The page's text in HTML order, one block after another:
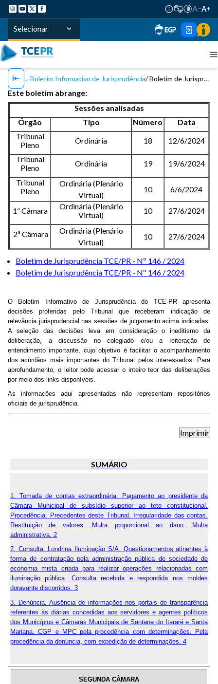
Selecionar
Boletim Informativo de Jurisprudência Boletim de Jurisprudência TCE/PR - Nº 146 / 2024
Este boletim abrange:
Sessões analisadas
Órgão
Tipo Número
Data
Tribunal
Pleno
Ordinária 18
12/6/2024
Tribunal
Pleno
Ordinária 19 19/6/2024
Tribunal
Pleno
Ordinária (Plenário
Virtual)
10 6/6/2024
1ª Câmara
Ordinária (Plenário
Virtual)
10 27/6/2024
2ª Câmara
Ordinária (Plenário
Virtual)
10 27/6/2024
Boletim de Jurisprudência TCE/PR - Nº 146 / 2024
Boletim de Jurisprudência TCE/PR - Nº 146 / 2024
O Boletim Informativo de Jurisprudência do TCE-PR apresenta
decisões proferidas pelo Tribunal que receberam indicação de
relevância jurisprudencial nas sessões de julgamento acima indicadas.
A seleção das decisões leva em consideração o ineditismo da
deliberação, a discussão no colegiado e/ou a reiteração de
entendimento importante, cujo objetivo é facilitar o acompanhamento
dos acórdãos mais importantes do Tribunal pelos interessados. Para
aprofundamento, o leitor pode acessar o inteiro teor das deliberações
por meio dos links disponíveis.
As informações aqui apresentadas não representam repositórios
oficiais de jurisprudência.
SUMÁRIO
1. Tomada de contas extraordinária. Pagamento ao presidente da
Câmara Municipal de subsídio superior ao teto constitucional.
Procedência. Precedentes deste Tribunal. Irregularidade das contas.
Restituição de valores. Multa proporcional ao dano. Multa
administrativa. 2
2. Consulta. Londrina Iluminação S/A. Questionamentos atinentes à
forma de contratação pela administração pública de sociedade de
economia mista criada para realizar operações relacionadas com
iluminação pública. Consulta recebida e respondida nos moldes
doravante discorridos. 3
3. Denúncia. Ausência de informações nos portais de transparência
referentes às diárias concedidas aos servidores e agentes políticos
dos Municípios e Câmaras Municipais de Santana do Itararé e Santa
Mariana. CGP e MPC pela procedência com determinações. Pela
procedência da denúncia, com expedição de determinações. 4
SEGUNDA CÂMARA